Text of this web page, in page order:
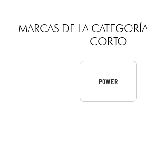
Batería y percusión
MARCAS DE LA
CORTO
POWER